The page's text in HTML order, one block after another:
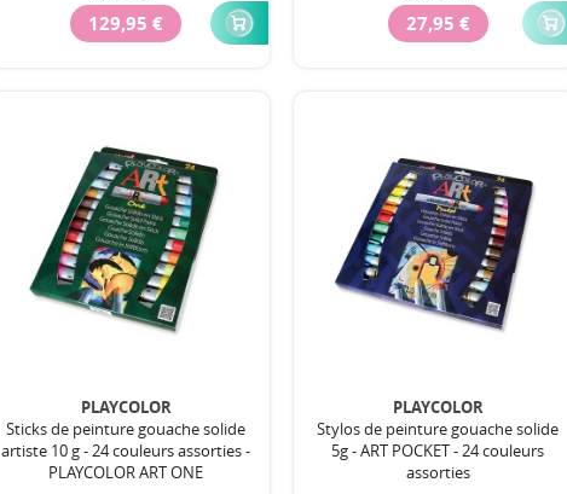
129,95 € 27,95 €
PLAYCOLOR
Sticks de peinture gouache solide
artiste 10 g - 24 couleurs assorties -
PLAYCOLOR ART ONE
PLAYCOLOR
Stylos de peinture gouache solide
5g - ART POCKET - 24 couleurs
assorties